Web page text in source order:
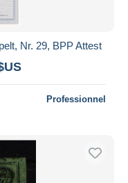
Nr. 29, BPP Attest
Professionnel